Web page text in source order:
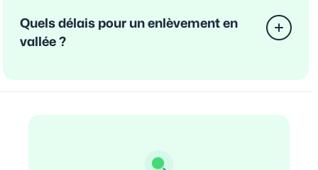
Quels délais pour un enlèvement en
vallée ?